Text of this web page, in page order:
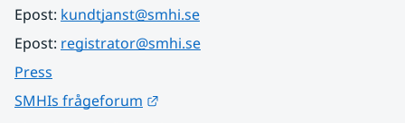
Epost: kundtjanst@smhi.se
Epost: registrator@smhi.se
Press
SMHIs frågeforum